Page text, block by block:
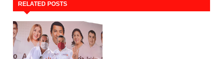
RELATED POSTS